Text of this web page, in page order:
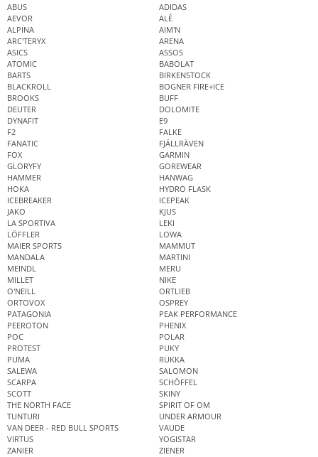
ABUS
ADIDAS
AEVOR
ALÉ
ALPINA
AIM'N
ARC'TERYX
ARENA
ASICS
ASSOS
ATOMIC
BABOLAT
BARTS
BIRKENSTOCK
BLACKROLL
BOGNER FIRE+ICE
BROOKS
BUFF
DEUTER
DOLOMITE
DYNAFIT
E9
F2
FALKE
FANATIC
FJÄLLRÄVEN
FOX
GARMIN
GLORYFY
GOREWEAR
HAMMER
HANWAG
HOKA
HYDRO FLASK
ICEBREAKER
ICEPEAK
JAKO
KJUS
LA SPORTIVA
LEKI
LÖFFLER
LOWA
MAIER SPORTS
MAMMUT
MANDALA
MARTINI
MEINDL
MERU
MILLET
NIKE
O'NEILL
ORTLIEB
ORTOVOX
OSPREY
PATAGONIA
PEAK PERFORMANCE
PEEROTON
PHENIX
POC
POLAR
PROTEST
PUKY
PUMA
RUKKA
SALEWA
SALOMON
SCARPA
SCHÖFFEL
SCOTT
SKINY
THE NORTH FACE
SPIRIT OF OM
TUNTURI
UNDER ARMOUR
VAN DEER - RED BULL SPORTS
VAUDE
VIRTUS
YOGISTAR
ZANIER
ZIENER